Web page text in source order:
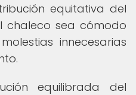
equitativa del
chaleco sea cómodo
innecesarias
equilibrada del